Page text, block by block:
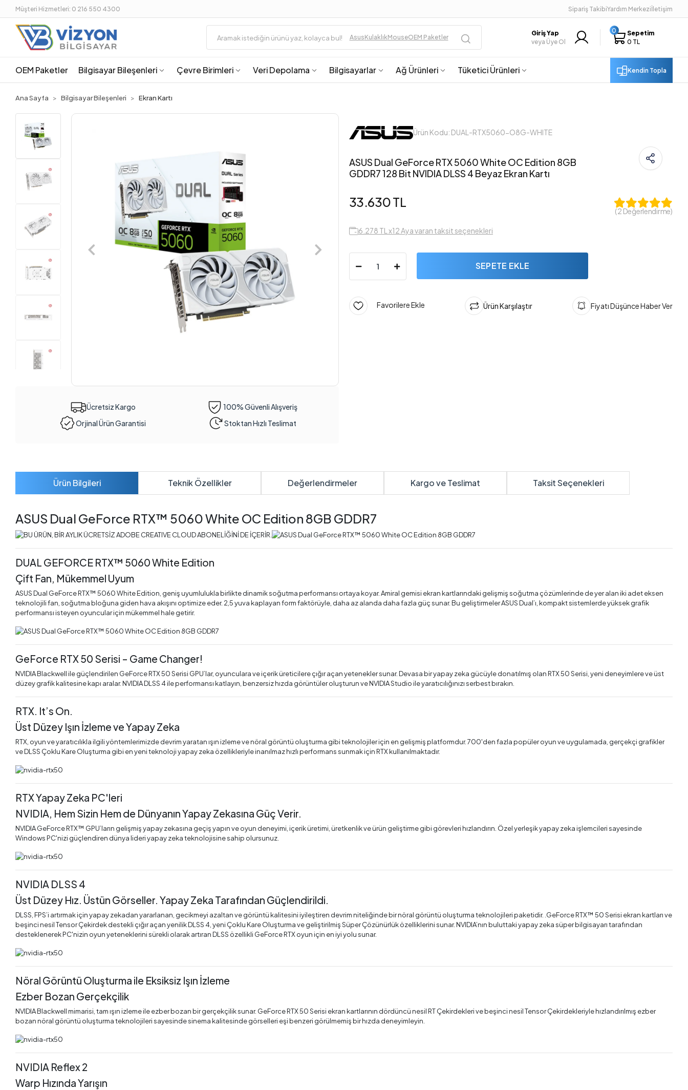
Müşteri Hizmetleri: 0 216 550 4300 Sipariş TakibiYardım Merkeziİletişim
AsusKulaklıkMouseOEM Paketler
Giriş Yap
veya Üye Ol
0
Sepetim
0 TL
OEM Paketler Bilgisayar Bileşenleri Çevre Birimleri Veri Depolama Bilgisayarlar Ağ Ürünleri Tüketici Ürünleri Kendin Topla
Ana Sayfa Bilgisayar Bileşenleri Ekran Kartı
Ücretsiz Kargo
100% Güvenli Alışveriş
Orjinal Ürün Garantisi
Stoktan Hızlı Teslimat
Ürün Kodu: DUAL-RTX5060-O8G-WHITE
ASUS Dual GeForce RTX 5060 White OC Edition 8GB
GDDR7 128 Bit NVIDIA DLSS 4 Beyaz Ekran Kartı
33.630 TL
( 2 Değerlendirme)
6.278 TL x12 Aya varan taksit seçenekleri
SEPETE EKLE
Favorilere Ekle Ürün Karşılaştır Fiyatı Düşünce Haber Ver
Ürün Bilgileri Teknik Özellikler Değerlendirmeler Kargo ve Teslimat Taksit Seçenekleri
ASUS Dual GeForce RTX™ 5060 White OC Edition 8GB GDDR7
DUAL GEFORCE RTX™ 5060 White Edition
Çift Fan, Mükemmel Uyum
ASUS Dual GeForce RTX™ 5060 White Edition, geniş uyumlulukla birlikte dinamik soğutma performansı ortaya koyar. Amiral gemisi ekran kartlarındaki gelişmiş soğutma çözümlerinde de yer alan iki adet eksen
teknolojili fan, soğutma bloğuna giden hava akışını optimize eder. 2,5 yuva kaplayan form faktörüyle, daha az alanda daha fazla güç sunar. Bu geliştirmeler ASUS Dual’ı, kompakt sistemlerde yüksek grafik
performansı isteyen oyuncular için mükemmel hale getirir.
GeForce RTX 50 Serisi – Game Changer!
NVIDIA Blackwell ile güçlendirilen GeForce RTX 50 Serisi GPU’lar, oyunculara ve içerik üreticilere çığır açan yetenekler sunar. Devasa bir yapay zeka gücüyle donatılmış olan RTX 50 Serisi, yeni deneyimlere ve üst
düzey grafik kalitesine kapı aralar. NVIDIA DLSS 4 ile performansı katlayın, benzersiz hızda görüntüler oluşturun ve NVIDIA Studio ile yaratıcılığınızı serbest bırakın.
RTX. It’s On.
Üst Düzey Işın İzleme ve Yapay Zeka
RTX, oyun ve yaratıcılıkla ilgili yöntemlerimizde devrim yaratan ışın izleme ve nöral görüntü oluşturma gibi teknolojiler için en gelişmiş platformdur. 700'den fazla popüler oyun ve uygulamada, gerçekçi grafikler
ve DLSS Çoklu Kare Oluşturma gibi en yeni teknoloji yapay zeka özellikleriyle inanılmaz hızlı performans sunmak için RTX kullanılmaktadır.
RTX Yapay Zeka PC'leri
NVIDIA, Hem Sizin Hem de Dünyanın Yapay Zekasına Güç Verir.
NVIDIA GeForce RTX™ GPU’ların gelişmiş yapay zekasına geçiş yapın ve oyun deneyimi, içerik üretimi, üretkenlik ve ürün geliştirme gibi görevleri hızlandırın. Özel yerleşik yapay zeka işlemcileri sayesinde
Windows PC'nizi güçlendiren dünya lideri yapay zeka teknolojisine sahip olursunuz.
NVIDIA DLSS 4
Üst Düzey Hız. Üstün Görseller. Yapay Zeka Tarafından Güçlendirildi.
DLSS, FPS’i artırmak için yapay zekadan yararlanan, gecikmeyi azaltan ve görüntü kalitesini iyileştiren devrim niteliğinde bir nöral görüntü oluşturma teknolojileri paketidir.‌ .‌GeForce RTX™ 50 Serisi ekran kartları ve
beşinci nesil Tensor Çekirdek destekli çığır açan yenilik DLSS 4, yeni Çoklu Kare Oluşturma ve geliştirilmiş Süper Çözünürlük özelliklerini sunar. NVIDIA’nın buluttaki yapay zeka süper bilgisayarı tarafından
desteklenerek PC'nizin oyun yeteneklerini sürekli olarak artıran DLSS özellikli GeForce RTX oyun için en iyi yolu sunar.
Nöral Görüntü Oluşturma ile Eksiksiz Işın İzleme
Ezber Bozan Gerçekçilik
NVIDIA Blackwell mimarisi, tam ışın izleme ile ezber bozan bir gerçekçilik sunar. GeForce RTX 50 Serisi ekran kartlarının dördüncü nesil RT Çekirdekleri ve beşinci nesil Tensor Çekirdekleriyle hızlandırılmış ezber
bozan nöral görüntü oluşturma teknolojileri sayesinde sinema kalitesinde görselleri eşi benzeri görülmemiş bir hızda deneyimleyin.
NVIDIA Reflex 2
Warp Hızında Yarışın